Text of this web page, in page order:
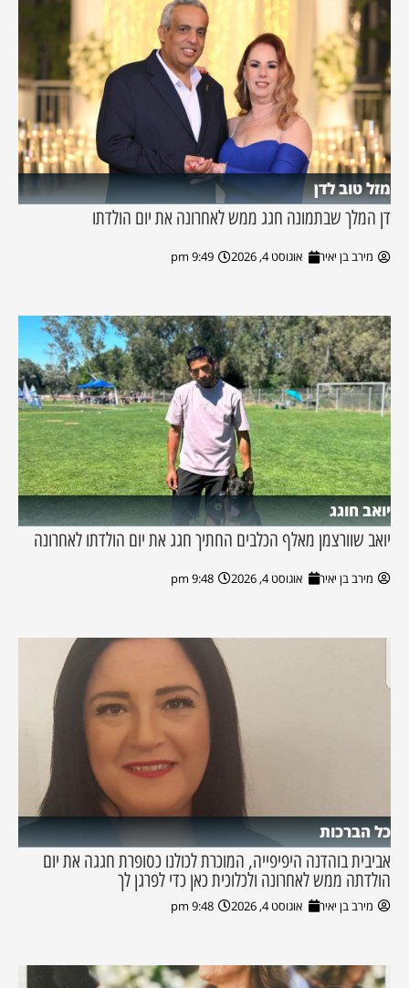
מזל טוב לדן
דן המלך שבתמונה חגג ממש לאחרונה את יום הולדתו
מירב בן יאיר אוגוסט 4, 2026 9:49 pm
יואב חוגג
יואב שוורצמן מאלף הכלבים החתיך חגג את יום הולדתו לאחרונה
מירב בן יאיר אוגוסט 4, 2026 9:48 pm
כל הברכות
אביבית בוהדנה היפיפייה, המוכרת לכולנו כסופרת חגגה את יום
הולדתה ממש לאחרונה ולכלוכית כאן כדי לפרגן לך
מירב בן יאיר אוגוסט 4, 2026 9:48 pm